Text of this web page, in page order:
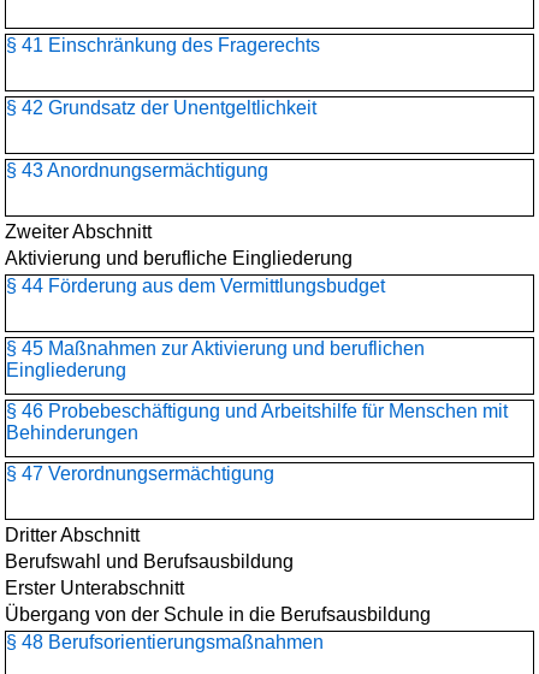
§ 41 Einschränkung des Fragerechts
§ 42 Grundsatz der Unentgeltlichkeit
§ 43 Anordnungsermächtigung
Zweiter Abschnitt
Aktivierung und berufliche Eingliederung
§ 44 Förderung aus dem Vermittlungsbudget
§ 45 Maßnahmen zur Aktivierung und beruflichen
Eingliederung
§ 46 Probebeschäftigung und Arbeitshilfe für Menschen mit
Behinderungen
§ 47 Verordnungsermächtigung
Dritter Abschnitt
Berufswahl und Berufsausbildung
Erster Unterabschnitt
Übergang von der Schule in die Berufsausbildung
§ 48 Berufsorientierungs­maßnahmen